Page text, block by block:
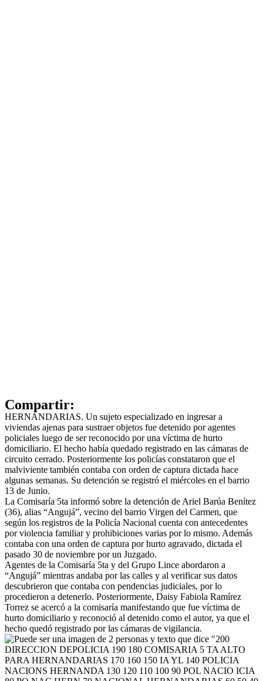
Compartir:
HERNANDARIAS. Un sujeto especializado en ingresar a
viviendas ajenas para sustraer objetos fue detenido por agentes
policiales luego de ser reconocido por una víctima de hurto
domiciliario. El hecho había quedado registrado en las cámaras de
circuito cerrado. Posteriormente los policías constataron que el
malviviente también contaba con orden de captura dictada hace
algunas semanas. Su detención se registró el miércoles en el barrio
13 de Junio.
La Comisaría 5ta informó sobre la detención de Ariel Barúa Benítez
(36), alias “Angujá”, vecino del barrio Virgen del Carmen, que
según los registros de la Policía Nacional cuenta con antecedentes
por violencia familiar y prohibiciones varias por lo mismo. Además
contaba con una orden de captura por hurto agravado, dictada el
pasado 30 de noviembre por un Juzgado.
Agentes de la Comisaría 5ta y del Grupo Lince abordaron a
“Angujá” mientras andaba por las calles y al verificar sus datos
descubrieron que contaba con pendencias judiciales, por lo
procedieron a detenerlo. Posteriormente, Daisy Fabiola Ramírez
Torrez se acercó a la comisaría manifestando que fue víctima de
hurto domiciliario y reconoció al detenido como el autor, ya que el
hecho quedó registrado por las cámaras de vigilancia.